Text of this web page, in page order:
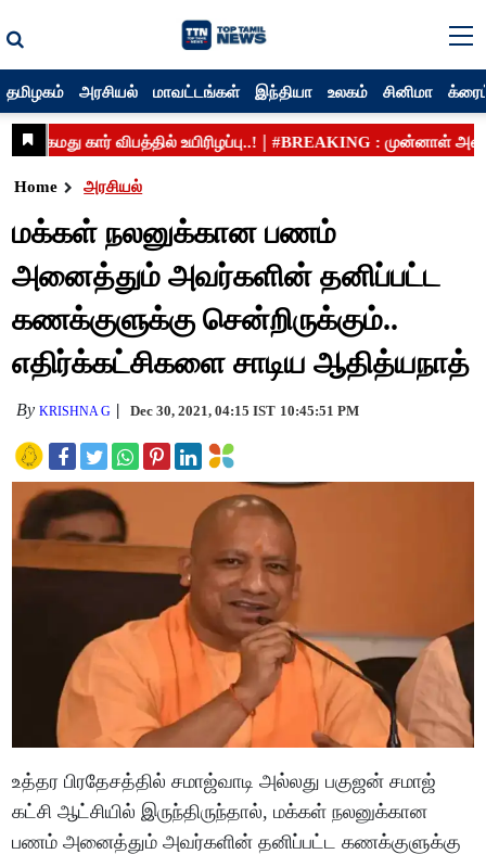
தமிழகம் அரசியல் மாவட்டங்கள் இந்தியா உலகம் சினிமா
Home அரசியல்
மக்கள் நலனுக்கான பணம்
அனைத்தும் அவர்களின் தனிப்பட்ட
கணக்குளுக்கு சென்றிருக்கும்..
எதிர்க்கட்சிகளை சாடிய ஆதித்யநாத்
ByKRISHNA G Dec 30, 2021, 04:15 IST 10:45:51 PM
உத்தர பிரதேசத்தில் சமாஜ்வாடி அல்லது பகுஜன் சமாஜ்
கட்சி ஆட்சியில் இருந்திருந்தால், மக்கள் நலனுக்கான
பணம் அனைத்தும் அவர்களின் தனிப்பட்ட கணக்குளுக்கு